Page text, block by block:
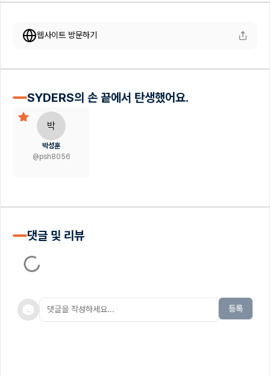
웹사이트 방문하기
SYDERS의 손 끝에서 탄생했어요.
박
박성훈
@psh8056
댓글 및 리뷰
등록